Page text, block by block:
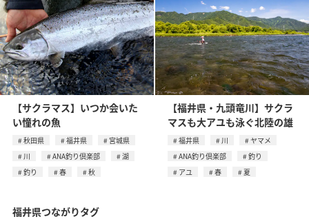
【サクラマス】いつか会いた
い憧れの魚
秋田県 福井県
宮城県
川
ANA釣り倶楽部
湖
釣り
春 秋
【福井県・九頭竜川】サクラ
マスも大アユも泳ぐ北陸の雄
福井県 川
ヤマメ
ANA釣り倶楽部
釣り
アユ
春 夏
福井県つながりタグ